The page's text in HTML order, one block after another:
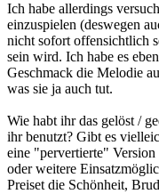
Ich habe allerdings
einzuspielen (deswegen
nicht sofort offensichtlich
sein wird. Ich habe es
Geschmack die Melodie
was sie ja auch tut.
Wie habt ihr das gelöst /
ihr benutzt? Gibt es
eine "pervertierte"
oder weitere
Preiset die Schönheit,